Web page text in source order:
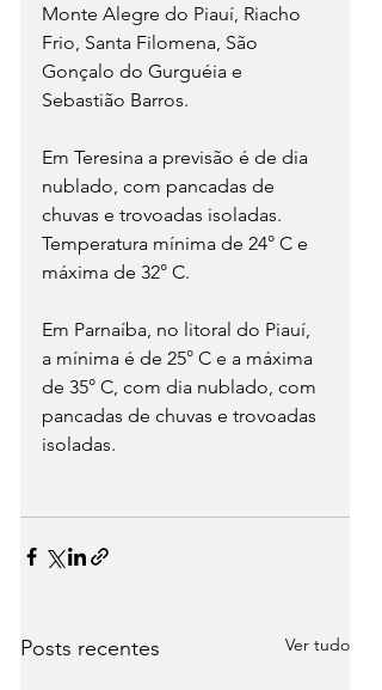
Monte Alegre do Piauí, Riacho
Frio, Santa Filomena, São
Gonçalo do Gurguéia e
Sebastião Barros.
Em Teresina a previsão é de dia
nublado, com pancadas de
chuvas e trovoadas isoladas.
Temperatura mínima de 24° C e
máxima de 32° C.
Em Parnaíba, no litoral do Piauí,
a mínima é de 25° C e a máxima
de 35° C, com dia nublado, com
pancadas de chuvas e trovoadas
isoladas.
Posts recentes Ver tudo